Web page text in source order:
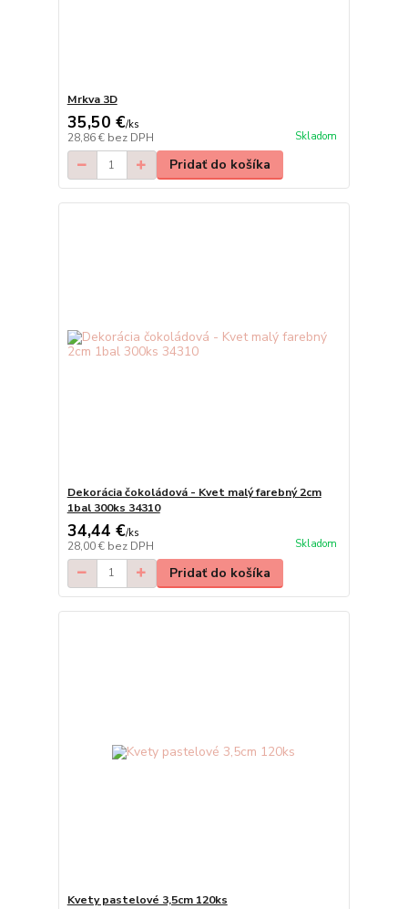
Mrkva 3D
35,50 €/ks
28,86 € bez DPH Skladom
Pridať do košíka
Dekorácia čokoládová - Kvet malý farebný 2cm
1bal 300ks 34310
34,44 €/ks
28,00 € bez DPH Skladom
Pridať do košíka
Kvety pastelové 3,5cm 120ks